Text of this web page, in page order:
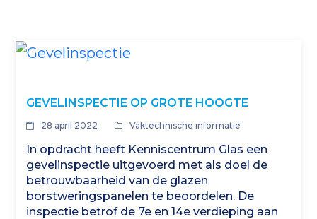
GEVELINSPECTIE OP GROTE HOOGTE
28 april 2022 Vaktechnische informatie
In opdracht heeft Kenniscentrum Glas een
gevelinspectie uitgevoerd met als doel de
betrouwbaarheid van de glazen
borstweringspanelen te beoordelen. De
inspectie betrof de 7e en 14e verdieping aan